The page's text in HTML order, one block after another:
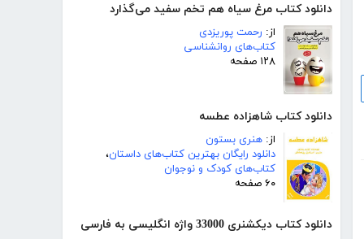
دانلود کتاب مرغ سیاه هم تخم سفید می‌گذارد
از: رحمت پوریزدی
کتاب‌های روانشناسی
۱۲۸ صفحه
دانلود کتاب شاهزاده عطسه
از: هنری بستون
دانلود رایگان بهترین کتاب‌های داستان،
کتاب‌های کودک و نوجوان
۶۰ صفحه
دانلود کتاب دیکشنری 33000 واژه انگلیسی به فارسی